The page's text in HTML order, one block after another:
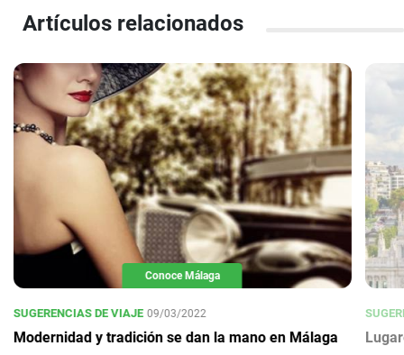
Artículos relacionados
Conoce Málaga
SUGERENCIAS DE VIAJE 09/03/2022
Modernidad y tradición se dan la mano en Málaga